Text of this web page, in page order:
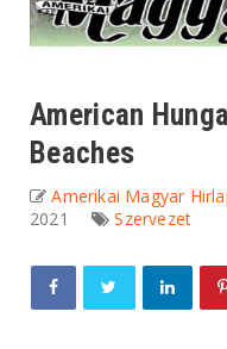
American
Beaches
Amerikai Magyar
2021
Szervezet